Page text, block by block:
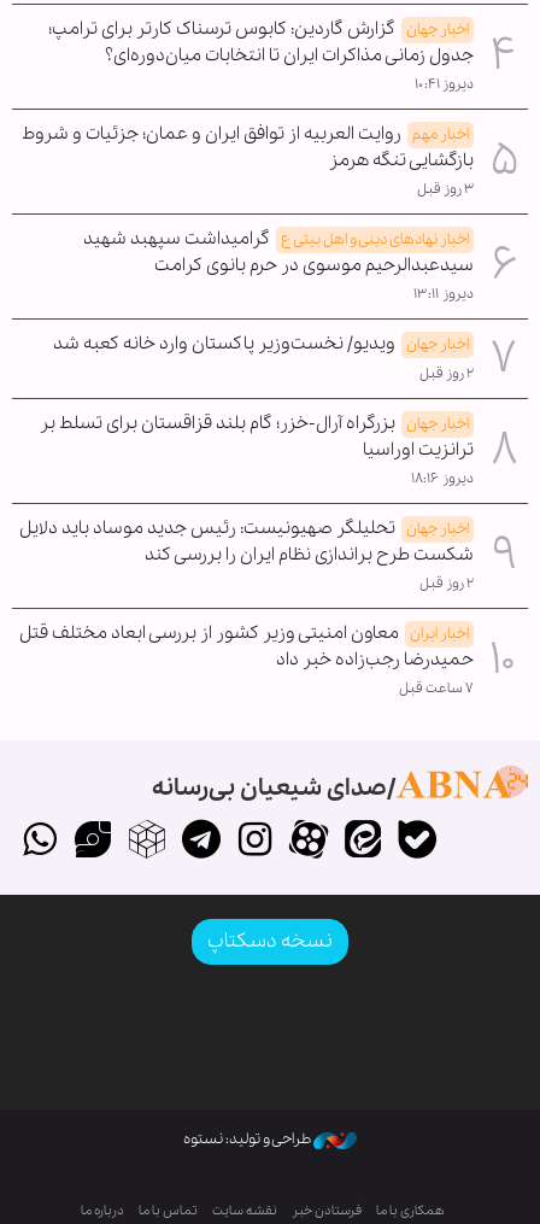
اخبار جهان گزارش گاردین: کابوس ترسناک کارتر برای ترامپ؛
جدول زمانی مذاکرات ایران تا انتخابات میان‌دوره‌ای؟
دیروز ۱۰:۴۱
اخبار مهم روایت العربیه از توافق ایران و عمان؛ جزئیات و شروط
بازگشایی تنگه هرمز
۳ روز قبل
اخبار نهادهای دینی و اهل بیتی ع گرامیداشت سپهبد شهید
سیدعبدالرحیم موسوی در حرم بانوی کرامت
دیروز ۱۳:۱۱
اخبار جهان ویدیو/ نخست‌وزیر پاکستان وارد خانه کعبه شد
۲ روز قبل
اخبار جهان بزرگراه آرال-خزر؛ گام بلند قزاقستان برای تسلط بر
ترانزیت اوراسیا
دیروز ۱۸:۱۶
اخبار جهان تحلیلگر صهیونیست: رئیس جدید موساد باید دلایل
شکست طرح براندازی نظام ایران را بررسی کند
۲ روز قبل
اخبار ایران معاون امنیتی وزیر کشور از بررسی ابعاد مختلف قتل
حمیدرضا رجب‌زاده خبر داد
۷ ساعت قبل
صدای شیعیان بی‌رسانه
نسخه دسکتاپ
طراحی و تولید: نستوه
همکاری با ما فرستادن خبر نقشه سایت تماس با ما درباره ما